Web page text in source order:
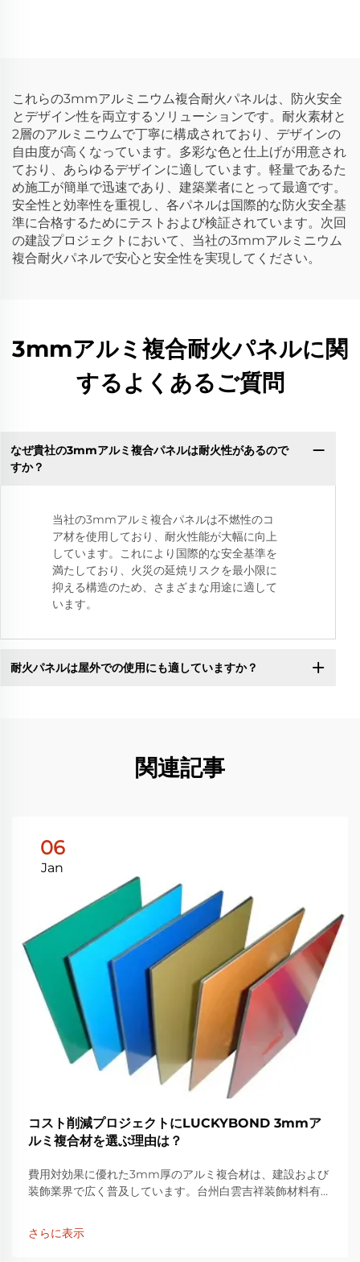
これらの3mmアルミニウム複合耐火パネルは、防火安全
とデザイン性を両立するソリューションです。耐火素材と
2層のアルミニウムで丁寧に構成されており、デザインの
自由度が高くなっています。多彩な色と仕上げが用意され
ており、あらゆるデザインに適しています。軽量であるた
め施工が簡単で迅速であり、建築業者にとって最適です。
安全性と効率性を重視し、各パネルは国際的な防火安全基
準に合格するためにテストおよび検証されています。次回
の建設プロジェクトにおいて、当社の3mmアルミニウム
複合耐火パネルで安心と安全性を実現してください。
3mmアルミ複合耐火パネルに関
するよくあるご質問
なぜ貴社の3mmアルミ複合パネルは耐火性があるので
すか？
当社の3mmアルミ複合パネルは不燃性のコ
ア材を使用しており、耐火性能が大幅に向上
しています。これにより国際的な安全基準を
満たしており、火災の延焼リスクを最小限に
抑える構造のため、さまざまな用途に適して
います。
耐火パネルは屋外での使用にも適していますか？
関連記事
06
Jan
コスト削減プロジェクトにLUCKYBOND 3mmア
ルミ複合材を選ぶ理由は？
費用対効果に優れた3mm厚のアルミ複合材は、建設および
装飾業界で広く普及しています。台州白雲吉祥装飾材料有限
質な3mmアルミ複合材を提供しています...
さらに表示